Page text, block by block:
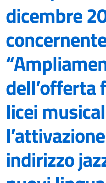
dicembre
dell’offerta
licei
indirizzo